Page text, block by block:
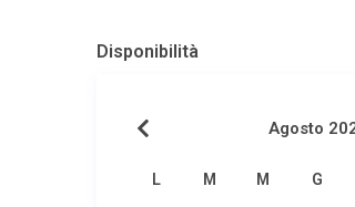
Disponibilità
Agosto
L M M G